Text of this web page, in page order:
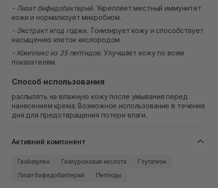
- Лизат бифидобактерий. Укрепляет местный иммунитет
кожи и нормализует микробиом.
- Экстракт ягод годжи. Тонизирует кожу и способствует
насыщению клеток кислородом.
- Комплекс из 35 пептидов. Улучшает кожу по всем
показателям.
Способ использования
распылять на влажную кожу после умывания перед
нанесением крема. Возможное использование в течение
дня для предотвращения потери влаги.
Активний компонент
Гвайазулен Гиалуроновая кислота
Глутатион
Лизат бифидобактерий
Пептиды